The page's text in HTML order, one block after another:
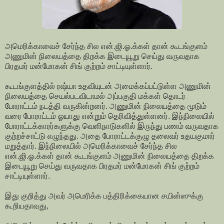
அமெரிக்காவைச் சேர்ந்த சில என்.ஜி.ஓ.க்கள் தான் கூடங்குளம்
அணுமின் நிலையத்தை திறக்க இடையூறு செய்து வருவதாக
பிரதமர் மன்மோகன் சிங் குற்றம் சாட்டியுள்ளார்.
கூடங்குளத்தில் ரஷ்யா உதவியுடன் அமைக்கப்பட்டுள்ள அணுமின்
நிலையத்தை செயல்படவிடாமல் அப்பகுதி மக்கள் தொடர்
போராட்டம் நடத்தி வருகின்றனர். அணுமின் நிலையத்தை மூடும்
வரை போராட்டம் ஓயாது என்றும் தெரிவித்துள்ளனர். இந்நிலையில்
போராட்டக்காரர்களுக்கு வெளிநாடுகளில் இருந்து பணம் வருவதாக
குற்றச்சாட்டு எழுந்தது. அதை போராட்டக்குழு தலைவர் உதயகுமார்
மறுத்தார். இந்நிலையில் அமெரிக்காவைச் சேர்ந்த சில
என்.ஜி.ஓ.க்கள் தான் கூடங்குளம் அணுமின் நிலையத்தை திறக்க
இடையூறு செய்து வருவதாக பிரதமர் மன்மோகன் சிங் குற்றம்
சாட்டியுள்ளார்.
இது குறித்து அவர் அமெரிக்க பத்திரிக்கையான சயின்ஸுக்கு
கூறியதாவது,